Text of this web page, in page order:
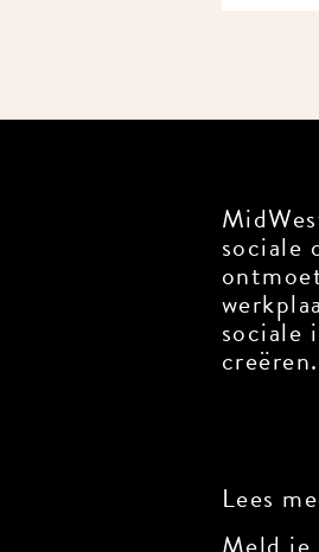
sociale
sociale
creëren.
Lees